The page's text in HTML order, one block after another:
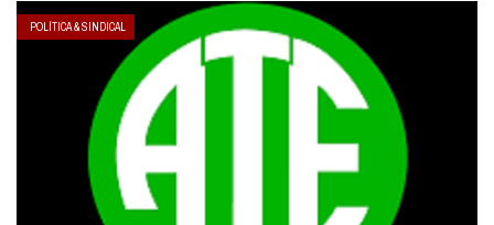
POLÍTICA & SINDICAL